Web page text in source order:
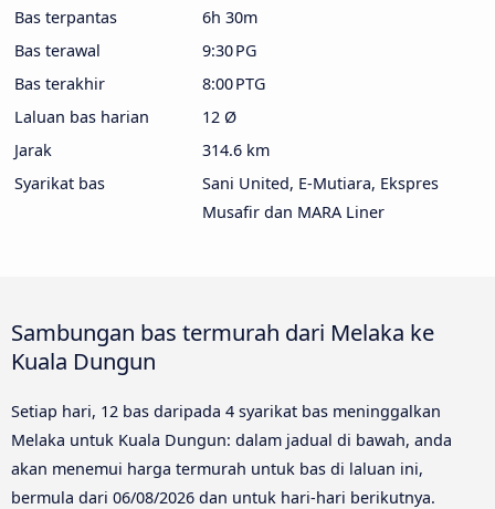
Bas terpantas
6h 30m
Bas terawal
9:30 PG
Bas terakhir
8:00 PTG
Laluan bas harian
12 Ø
Jarak
314.6 km
Syarikat bas
Sani United, E-Mutiara, Ekspres
Musafir dan MARA Liner
Sambungan bas termurah dari Melaka ke
Kuala Dungun
Setiap hari, 12 bas daripada 4 syarikat bas meninggalkan
Melaka untuk Kuala Dungun: dalam jadual di bawah, anda
akan menemui harga termurah untuk bas di laluan ini,
bermula dari 06/08/2026 dan untuk hari-hari berikutnya.